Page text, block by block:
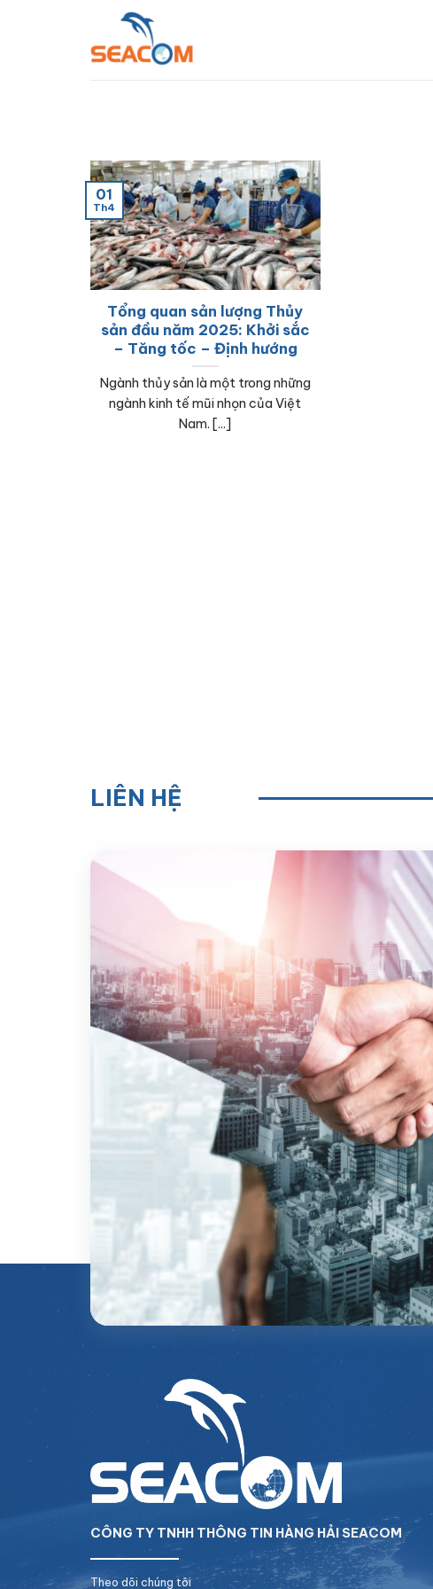
Tổng quan sản lượng Thủy
sản đầu năm 2025: Khởi sắc
– Tăng tốc – Định hướng
Ngành thủy sản là một trong những
ngành kinh tế mũi nhọn của Việt
Nam. [...]
01
Th4
LIÊN HỆ
CÔNG TY TNHH THÔNG TIN HÀNG HẢI SEACOM
Theo dõi chúng tôi